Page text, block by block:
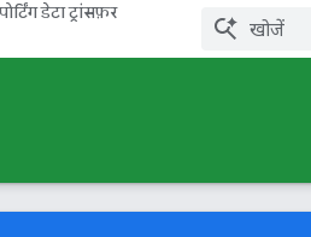
डेटा ट्रांसफ़र